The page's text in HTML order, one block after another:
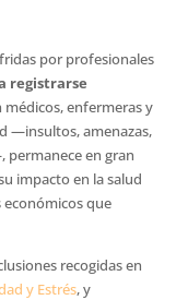
por profesionales
registrarse
médicos, enfermeras y
—insultos, amenazas,
permanece en gran
impacto en la salud
económicos que
recogidas en
y Estrés, y